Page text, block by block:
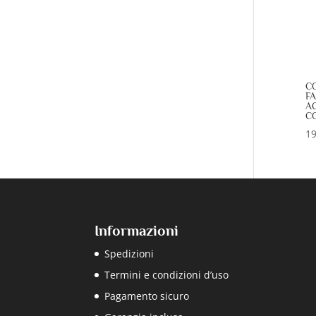
Informazioni
Spedizioni
Termini e condizioni d’uso
Pagamento sicuro